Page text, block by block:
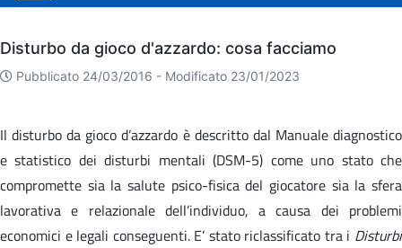
Archivio
Disturbo da gioco d'azzardo: cosa facciamo
Pubblicato 24/03/2016 - Modificato 23/01/2023
Il disturbo da gioco d’azzardo è descritto dal Manuale diagnostico
e statistico dei disturbi mentali (DSM-5) come uno stato che
compromette sia la salute psico-fisica del giocatore sia la sfera
lavorativa e relazionale dell’individuo, a causa dei problemi
economici e legali conseguenti. E’ stato riclassificato tra i Disturbi